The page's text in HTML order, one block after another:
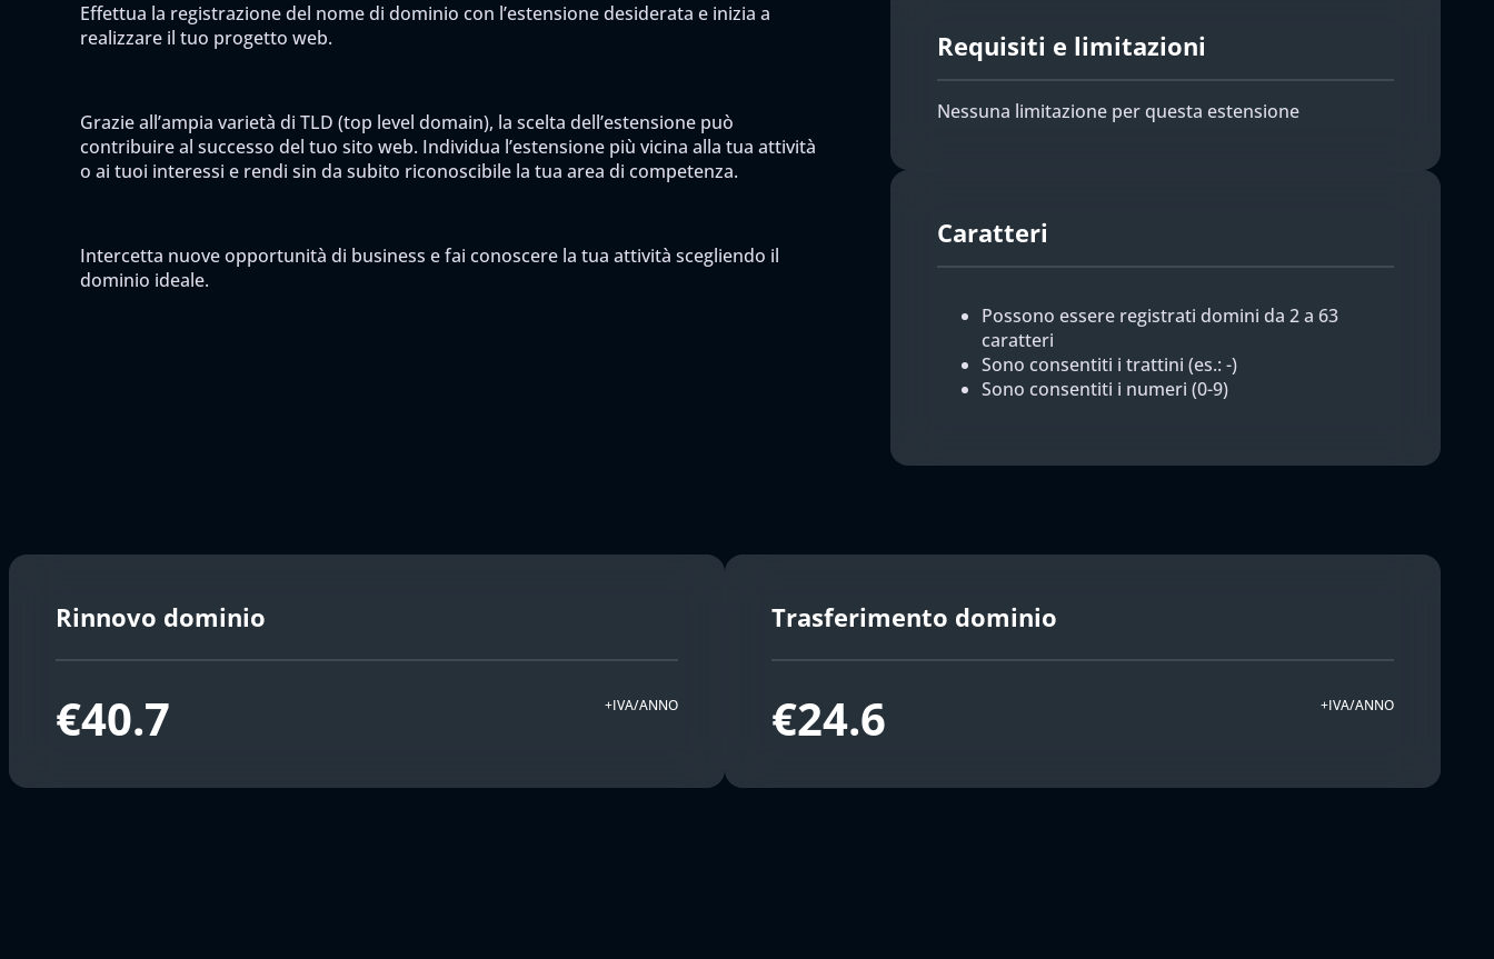
Effettua la registrazione del nome di dominio con l’estensione desiderata e inizia a
realizzare il tuo progetto web.
Grazie all’ampia varietà di TLD (top level domain), la scelta dell’estensione può
contribuire al successo del tuo sito web. Individua l’estensione più vicina alla tua attività
o ai tuoi interessi e rendi sin da subito riconoscibile la tua area di competenza.
Intercetta nuove opportunità di business e fai conoscere la tua attività scegliendo il
dominio ideale.
Requisiti e limitazioni
Nessuna limitazione per questa estensione
Caratteri
Possono essere registrati domini da 2 a 63
caratteri
Sono consentiti i trattini (es.: -)
Sono consentiti i numeri (0-9)
Rinnovo dominio
€40.7 +IVA/ANNO
Trasferimento dominio
€24.6 +IVA/ANNO